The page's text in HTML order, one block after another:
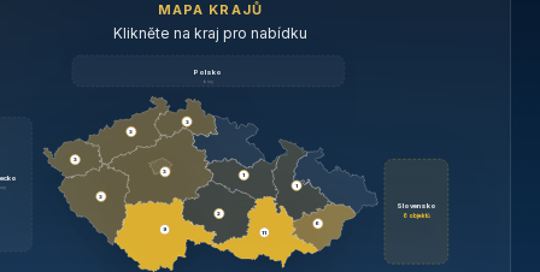
MAPA KRAJŮ
Klikněte na kraj pro nabídku
Polsko
brzy
Slovensko
6 objektů
3
9
3
3
3
3
1
2
11
1
6